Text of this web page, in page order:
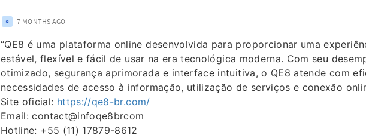
7 MONTHS AGO
“QE8 é uma plataforma online desenvolvida para proporcionar uma
estável, flexível e fácil de usar na era tecnológica moderna. Com seu
otimizado, segurança aprimorada e interface intuitiva, o QE8 atende com
necessidades de acesso à informação, utilização de serviços e conexão
Site oficial: https://qe8-br.com/
Email: contact@infoqe8brcom
Hotline: +55 (11) 17879-8612